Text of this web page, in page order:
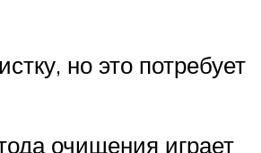
но это потребует
очищения играет